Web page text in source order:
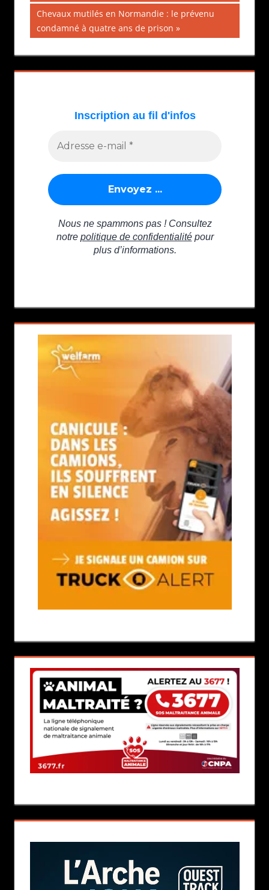
l’article
Publication
suivante :
Chevaux mutilés en Normandie : le prévenu
condamné à quatre ans de prison